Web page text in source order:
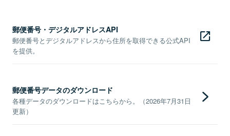
郵便番号・デジタルアドレスAPI
郵便番号とデジタルアドレスから住所を取得できる公式API
を提供。
郵便番号データのダウンロード
各種データのダウンロードはこちらから。（2026年7月31日
更新）